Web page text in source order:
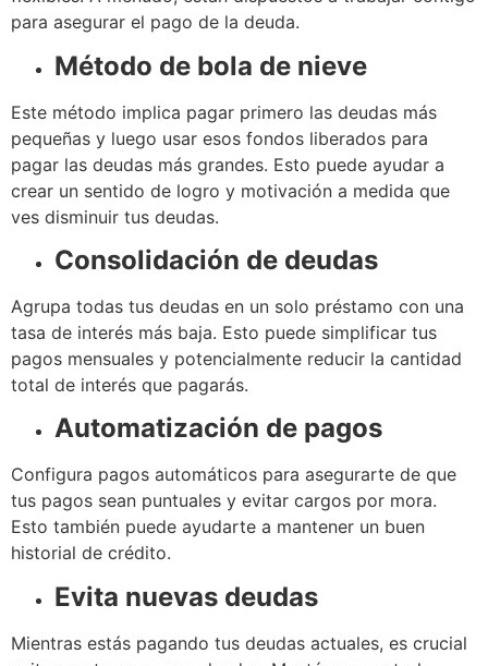
para asegurar el pago de la deuda.
Método de bola de nieve
Este método implica pagar primero las deudas más
pequeñas y luego usar esos fondos liberados para
pagar las deudas más grandes. Esto puede ayudar a
crear un sentido de logro y motivación a medida que
ves disminuir tus deudas.
Consolidación de deudas
Agrupa todas tus deudas en un solo préstamo con una
tasa de interés más baja. Esto puede simplificar tus
pagos mensuales y potencialmente reducir la cantidad
total de interés que pagarás.
Automatización de pagos
Configura pagos automáticos para asegurarte de que
tus pagos sean puntuales y evitar cargos por mora.
Esto también puede ayudarte a mantener un buen
historial de crédito.
Evita nuevas deudas
Mientras estás pagando tus deudas actuales, es crucial